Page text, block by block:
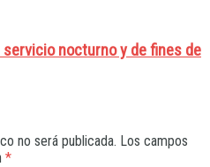
nocturno y de fines de
no será publicada. Los campos
*